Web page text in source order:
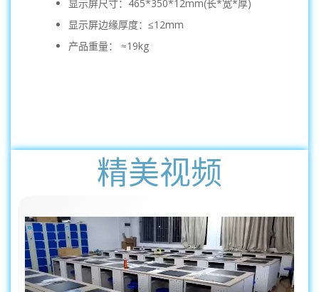
显示屏尺寸：465*350*12mm(长*宽*厚)
显示屏边缘厚度：≤12mm
产品重量： ≈19kg
精美视频